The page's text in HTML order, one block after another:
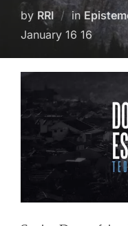
by RRI in
January 16 16